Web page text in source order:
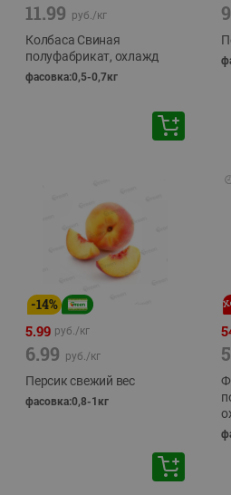
11.99 руб./кг
Колбаса Свиная
полуфабрикат, охлажд
фасовка:0,5-0,7кг
-14%
5.99 руб./кг
6.99 руб./кг
Персик свежий вес
фасовка:0,8-1кг